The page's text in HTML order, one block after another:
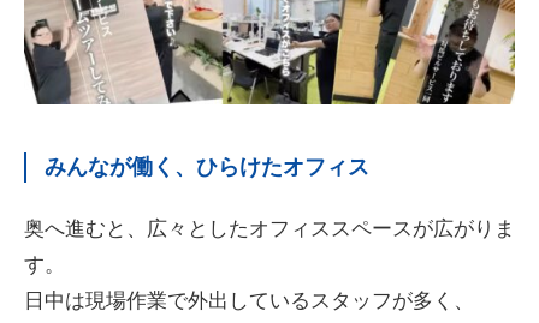
みんなが働く、ひらけたオフィス
奥へ進むと、広々としたオフィススペースが広がりま
す。
日中は現場作業で外出しているスタッフが多く、